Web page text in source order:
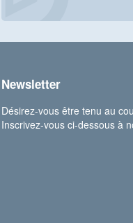
Newsletter
Désirez-vous être tenu au
Inscrivez-vous ci-dessous à